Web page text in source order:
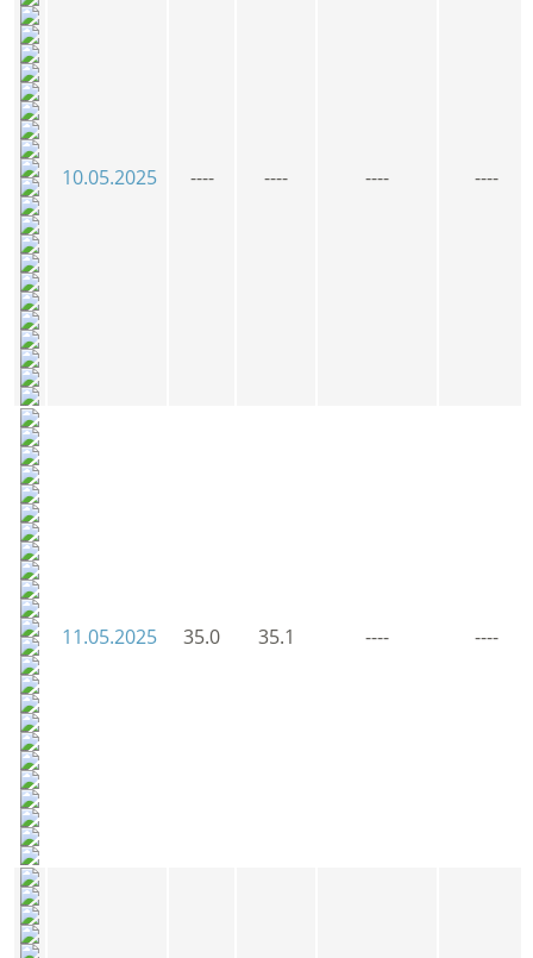
10.05.2025 ---- ---- ---- ----
11.05.2025 35.0 35.1 ---- ----